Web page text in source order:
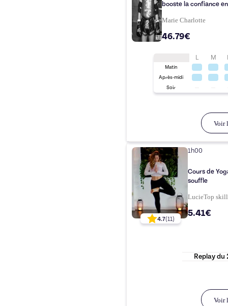
booste la confiance
Marie Charlotte
46.79€
L M
Matin
Après-midi
Soir
Voir
4.7(11)
1h00
Cours de
souffle
LucieTop
5.41€
Replay du
Voir